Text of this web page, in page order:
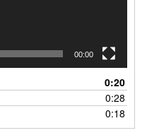
00:00
0:20
0:28
0:18